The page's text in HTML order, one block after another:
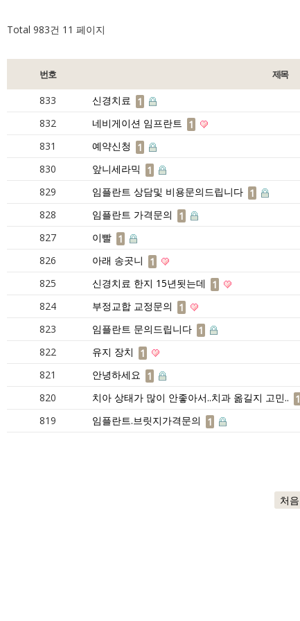
Total 983건 11 페이지
번호 제목
833 신경치료 1
832
네비게이션 임프란트 1
831
예약신청 1
830
앞니세라믹 1
829
임플란트 상담및 비용문의드립니다 1
828
임플란트 가격문의 1
827
이빨 1
826
아래 송곳니 1
825
신경치료 한지 15년됫는데 1
824
부정교합 교정문의 1
823
임플란트 문의드립니다 1
822
유지 장치 1
821
안녕하세요 1
820
치아 상태가 많이 안좋아서..치과 옮길지 고민.. 1
819
임플란트.브릿지가격문의 1
처음